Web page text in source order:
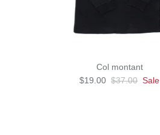
Col montant
$19.00 $37.00 Sale